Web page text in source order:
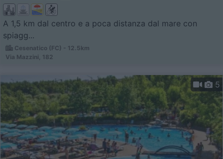
A 1,5 km dal centro e a poca distanza dal mare con
spiagg...
Cesenatico (FC) - 12.5km
Via Mazzini, 182
5